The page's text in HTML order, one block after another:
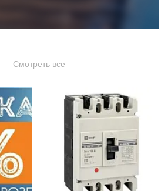
Смотреть все